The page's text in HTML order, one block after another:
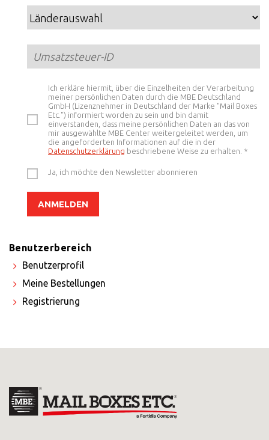
Ich erkläre hiermit, über die Einzelheiten der Verarbeitung
meiner persönlichen Daten durch die MBE Deutschland
GmbH (Lizenznehmer in Deutschland der Marke "Mail Boxes
Etc.") informiert worden zu sein und bin damit
einverstanden, dass meine persönlichen Daten an das von
mir ausgewählte MBE Center weitergeleitet werden, um
die angeforderten Informationen auf die in der
Datenschutzerklärung beschriebene Weise zu erhalten. *
Ja, ich möchte den Newsletter abonnieren
ANMELDEN
Benutzerbereich
Benutzerprofil
Meine Bestellungen
Registrierung
Land auswählen
Wählen Sie Ihr
MBE Center